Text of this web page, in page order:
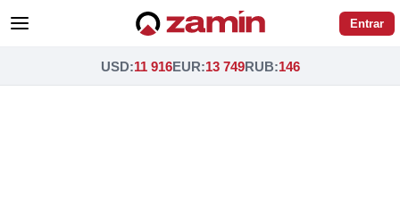
Entrar
USD:11 916EUR:13 749RUB:146